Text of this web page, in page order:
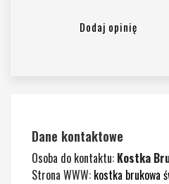
Dodaj opinię
Dane kontaktowe
Osoba do kontaktu: Kostka
Strona WWW: kostka brukowa